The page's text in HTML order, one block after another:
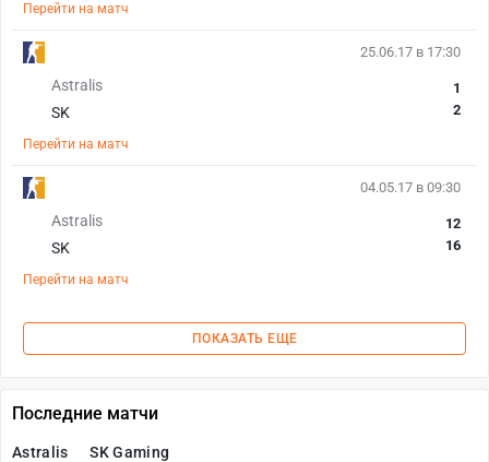
Перейти на матч
25.06.17 в 17:30
Astralis
SK
1
2
Перейти на матч
04.05.17 в 09:30
Astralis
SK
12
16
Перейти на матч
ПОКАЗАТЬ ЕЩЕ
Последние матчи
Astralis SK Gaming